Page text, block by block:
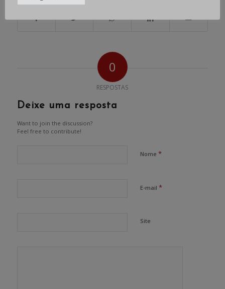
0
RESPOSTAS
Deixe uma resposta
Want to join the discussion?
Feel free to contribute!
Nome *
E-mail *
Site